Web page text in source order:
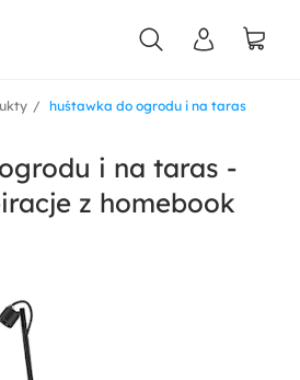
huśtawka do ogrodu i na taras
i na taras -
z homebook